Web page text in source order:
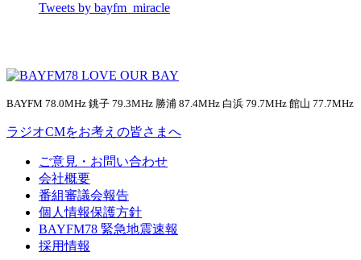
Tweets by bayfm_miracle
BAYFM 78.0MHz 銚子 79.3MHz 勝浦 87.4MHz 白浜 79.7MHz 館山 77.7MHz
ラジオCMをお考えの皆さまへ
ご意見・お問い合わせ
会社概要
番組審議会報告
個人情報保護方針
BAYFM78 緊急地震速報
採用情報